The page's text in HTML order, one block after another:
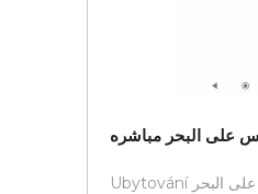
على البحر مباشره
Ubytování فيلا دوبلكس على البحر